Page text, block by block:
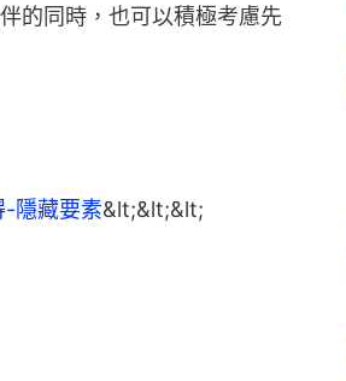
的同時，也可以積極考慮先
-隱藏要素&lt;&lt;&lt;